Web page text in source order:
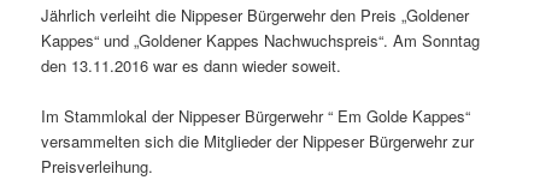
Jährlich verleiht die Nippeser Bürgerwehr den Preis „Goldener
Kappes“ und „Goldener Kappes Nachwuchspreis“. Am Sonntag
den 13.11.2016 war es dann wieder soweit.
Im Stammlokal der Nippeser Bürgerwehr “ Em Golde Kappes“
versammelten sich die Mitglieder der Nippeser Bürgerwehr zur
Preisverleihung.